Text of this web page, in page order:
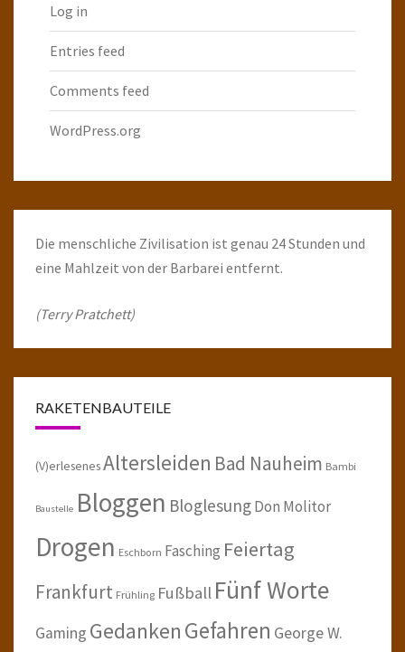
Log in
Entries feed
Comments feed
WordPress.org
Die menschliche Zivilisation ist genau 24 Stunden und
eine Mahlzeit von der Barbarei entfernt.
(Terry Pratchett)
RAKETENBAUTEILE
(V)erlesenesAltersleiden Bad Nauheim Bambi
Baustelle Bloggen BloglesungDon Molitor
Drogen Eschborn Fasching Feiertag
Frankfurt Frühling Fußball Fünf Worte
Gaming GedankenGefahren George W.